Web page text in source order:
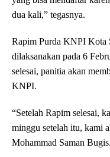
dua kali,” tegasnya.
Rapim Purda KNPI Kota
dilaksanakan pada 6
selesai, panitia akan
KNPI.
“Setelah Rapim selesai,
minggu setelah itu, kami
Mohammad Saman Bugis.